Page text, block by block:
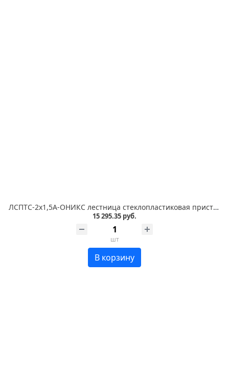
ЛСПТС-2х1,5А-ОНИКС лестница стеклопластиковая приставная, трансформируемая в стремянку, абразивное покрытием ступеней
15 295.35 руб.
шт
В корзину